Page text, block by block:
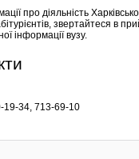
про діяльність
звертайтеся в
інформації вузу.
19-34, 713-69-10